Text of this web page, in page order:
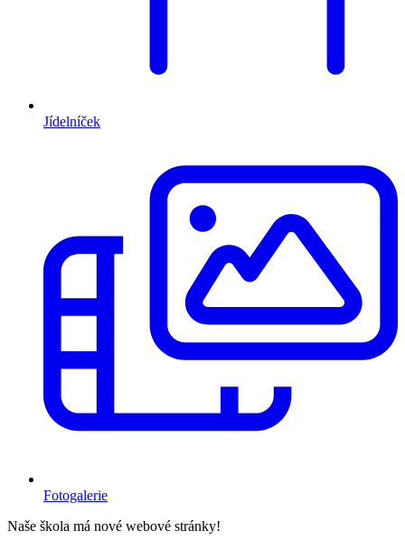
Jídelníček
Fotogalerie
Naše škola má nové webové stránky!